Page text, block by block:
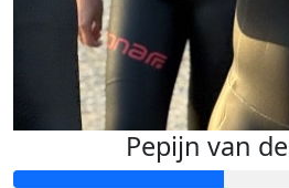
Pepijn van